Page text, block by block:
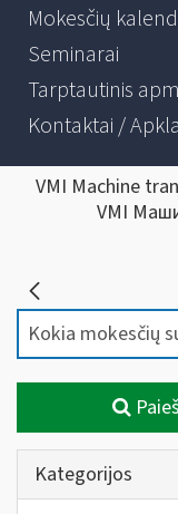
Mokesčių
Seminarai
Tarptautinis
Kontaktai /
VMI Machine
VMI
Kategorijos